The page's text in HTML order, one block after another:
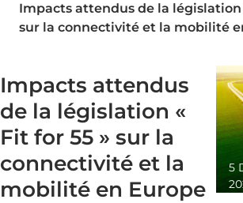
Impacts attendus de la législation
sur la connectivité et la mobilité
Impacts attendus
de la législation «
Fit for 55 » sur la
connectivité et la
mobilité en Europe
5